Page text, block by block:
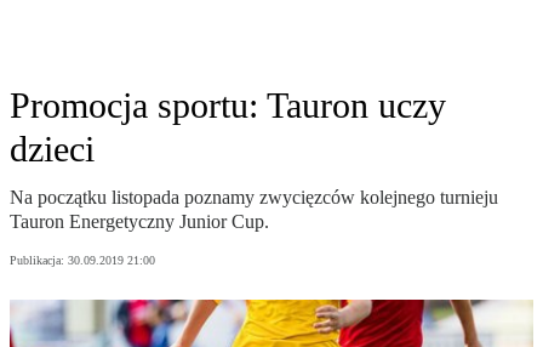
Promocja sportu: Tauron uczy
dzieci
Na początku listopada poznamy zwycięzców kolejnego turnieju
Tauron Energetyczny Junior Cup.
Publikacja: 30.09.2019 21:00